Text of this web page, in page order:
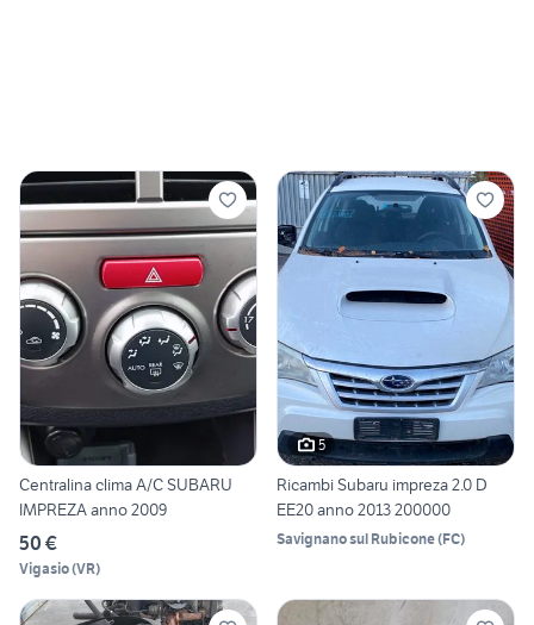
Centralina clima A/C SUBARU
IMPREZA anno 2009
50 €
Vigasio(VR)
5
Ricambi Subaru impreza 2.0 D
EE20 anno 2013 200000
Savignano sul Rubicone(FC)